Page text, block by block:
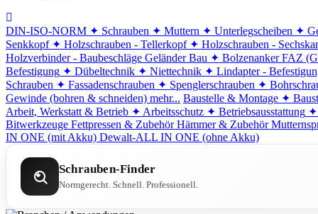
DIN-ISO-NORM ✦ Schrauben ✦ Muttern ✦ Unterlegscheiben ✦
Senkkopf ✦ Holzschrauben - Tellerkopf ✦ Holzschrauben -
Holzverbinder - Baubeschläge Geländer Bau ✦ Bolzenanker FAZ
Befestigung ✦ Dübeltechnik ✦ Niettechnik ✦ Lindapter -
Schrauben ✦ Fassadenschrauben ✦ Spenglerschrauben ✦
Gewinde (bohren & schneiden) mehr... Baustelle & Montage ✦
Arbeit, Werkstatt & Betrieb ✦ Arbeitsschutz ✦ Betriebsausstattung ✦
Bitwerkzeuge Fettpressen & Zubehör Hämmer & Zubehör
IN ONE (mit Akku) Dewalt-ALL IN ONE (ohne Akku)
Schrauben-Finder
Normgerecht. Schnell. Professionell.